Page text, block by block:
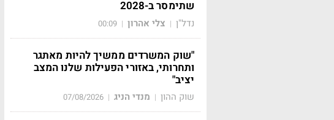
שתימסר ב-2028
נדל"ן | צלי אהרון |
00:09
"שוק המשרדים ממשיך להיות מאתגר
ותחרותי, באזורי הפעילות שלנו המצב
יציב"
שוק ההון | מנדי הניג |
07/08/2026